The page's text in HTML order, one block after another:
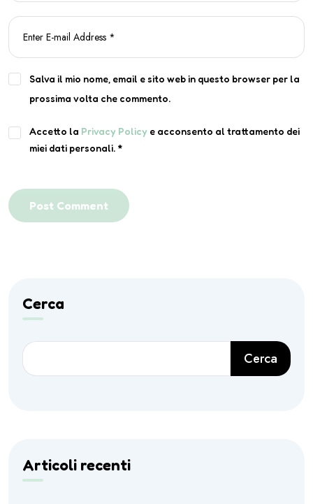
Salva il mio nome, email e sito web in questo browser per la
prossima volta che commento.
Accetto la Privacy Policy e acconsento al trattamento dei
miei dati personali. *
Post Comment
Cerca
Cerca
Articoli recenti